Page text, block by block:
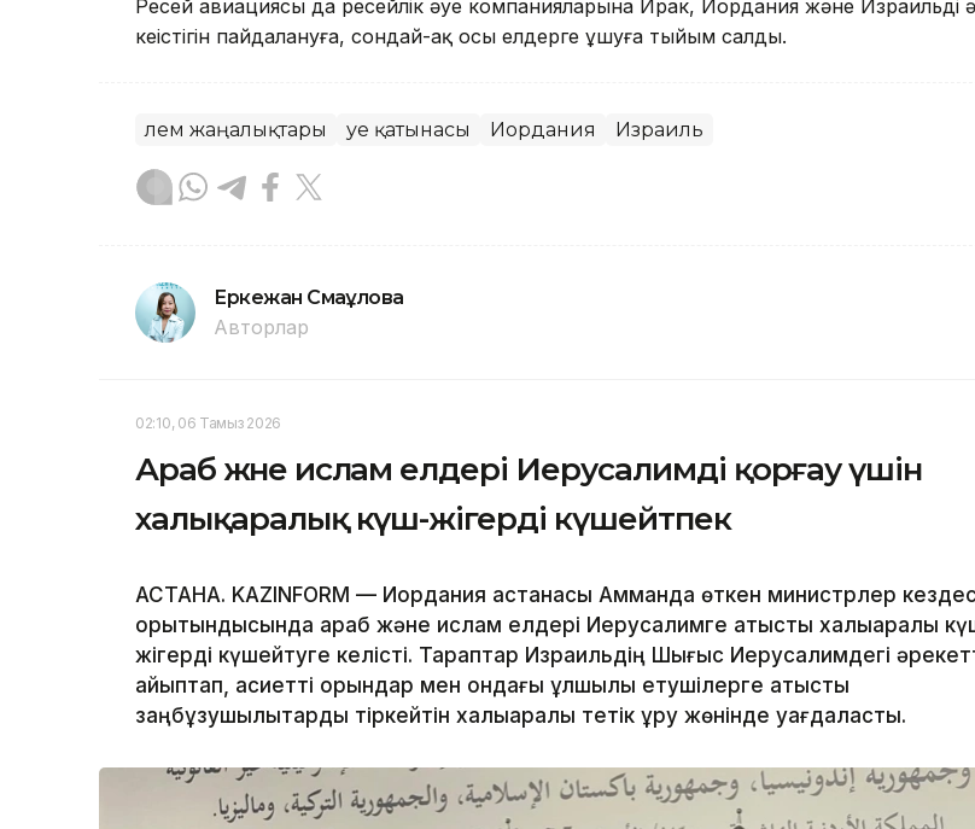
Ресей авиациясы да ресейлік әуе компанияларына Ирак, Иордания және Израильдің
кеңістігін пайдалануға, сондай-ақ осы елдерге ұшуға тыйым салды.
Әлем жаңалықтары Әуе қатынасы Иордания Израиль
Еркежан Смағұлова
Авторлар
02:10, 06 Тамыз 2026
Араб және ислам елдері Иерусалимді қорғау үшін
халықаралық күш-жігерді күшейтпек
АСТАНА. KAZINFORM — Иордания астанасы Амманда өткен министрлер
қорытындысында араб және ислам елдері Иерусалимге қатысты халықаралық
жігерді күшейтуге келісті. Тараптар Израильдің Шығыс Иерусалимдегі
айыптап, қасиетті орындар мен ондағы құлшылық етушілерге қатысты
заңбұзушылықтарды тіркейтін халықаралық тетік құру жөнінде уағдаласты.